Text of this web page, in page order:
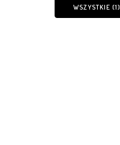
WSZYSTKIE (1)